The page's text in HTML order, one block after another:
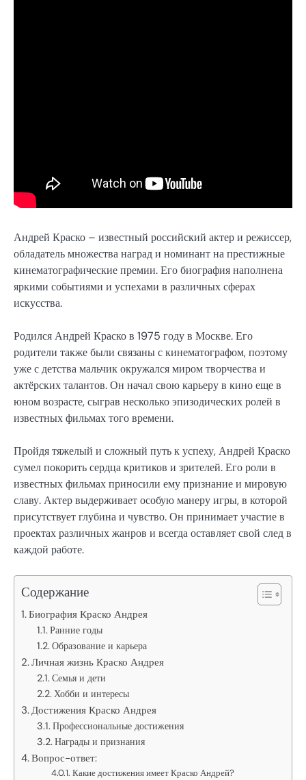
Андрей Краско – известный российский актер и режиссер,
обладатель множества наград и номинант на престижные
кинематографические премии. Его биография наполнена
яркими событиями и успехами в различных сферах
искусства.
Родился Андрей Краско в 1975 году в Москве. Его
родители также были связаны с кинематографом, поэтому
уже с детства мальчик окружался миром творчества и
актёрских талантов. Он начал свою карьеру в кино еще в
юном возрасте, сыграв несколько эпизодических ролей в
известных фильмах того времени.
Пройдя тяжелый и сложный путь к успеху, Андрей Краско
сумел покорить сердца критиков и зрителей. Его роли в
известных фильмах приносили ему признание и мировую
славу. Актер выдерживает особую манеру игры, в которой
присутствует глубина и чувство. Он принимает участие в
проектах различных жанров и всегда оставляет свой след в
каждой работе.
Содержание
Биография Краско Андрея
Ранние годы
Образование и карьера
Личная жизнь Краско Андрея
Семья и дети
Хобби и интересы
Достижения Краско Андрея
Профессиональные достижения
Награды и признания
Вопрос-ответ:
Какие достижения имеет Краско Андрей?